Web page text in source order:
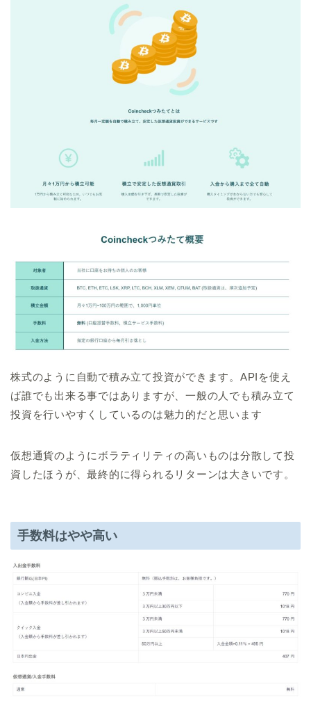
株式のように自動で積み立て投資ができます。APIを使え
ば誰でも出来る事ではありますが、一般の人でも積み立て
投資を行いやすくしているのは魅力的だと思います
仮想通貨のようにボラティリティの高いものは分散して投
資したほうが、最終的に得られるリターンは大きいです。
手数料はやや高い